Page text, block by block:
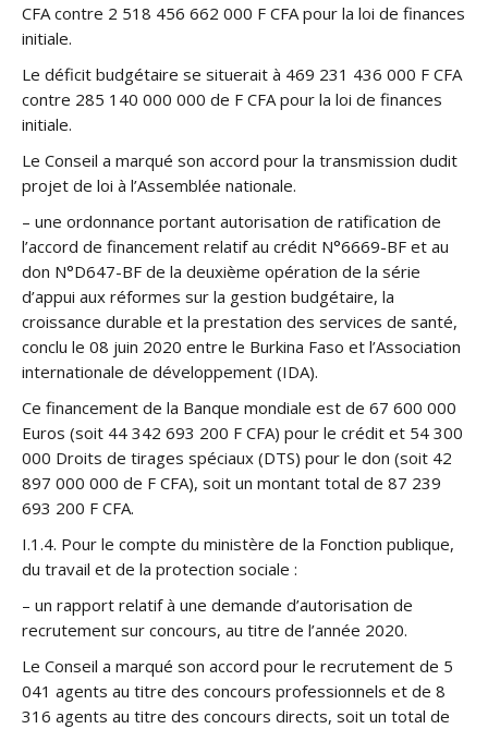
CFA contre 2 518 456 662 000 F CFA pour la loi de finances
initiale.
Le déficit budgétaire se situerait à 469 231 436 000 F CFA
contre 285 140 000 000 de F CFA pour la loi de finances
initiale.
Le Conseil a marqué son accord pour la transmission dudit
projet de loi à l’Assemblée nationale.
– une ordonnance portant autorisation de ratification de
l’accord de financement relatif au crédit N°6669-BF et au
don N°D647-BF de la deuxième opération de la série
d’appui aux réformes sur la gestion budgétaire, la
croissance durable et la prestation des services de santé,
conclu le 08 juin 2020 entre le Burkina Faso et l’Association
internationale de développement (IDA).
Ce financement de la Banque mondiale est de 67 600 000
Euros (soit 44 342 693 200 F CFA) pour le crédit et 54 300
000 Droits de tirages spéciaux (DTS) pour le don (soit 42
897 000 000 de F CFA), soit un montant total de 87 239
693 200 F CFA.
I.1.4. Pour le compte du ministère de la Fonction publique,
du travail et de la protection sociale :
– un rapport relatif à une demande d’autorisation de
recrutement sur concours, au titre de l’année 2020.
Le Conseil a marqué son accord pour le recrutement de 5
041 agents au titre des concours professionnels et de 8
316 agents au titre des concours directs, soit un total de